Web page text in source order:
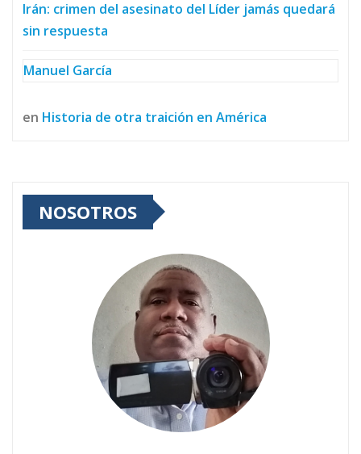
Irán: crimen del asesinato del Líder jamás quedará
sin respuesta
Manuel García
en Historia de otra traición en América
NOSOTROS